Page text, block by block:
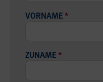
VORNAME *
ZUNAME *